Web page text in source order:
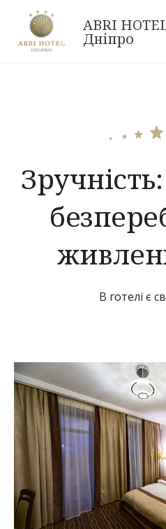
content
ABRI
Дніпро
Зручність:
В готелі є